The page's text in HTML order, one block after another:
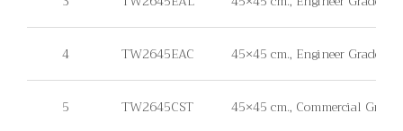
4 TW2645EAC 45×45 cm., Engineer Grade,
5 TW2645CST 45×45 cm., Commercial